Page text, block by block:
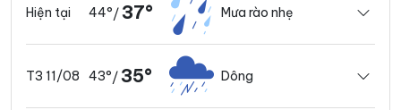
Hiện tại 44°/ 37° Mưa rào nhẹ
T3 11/08 43°/ 35° Dông